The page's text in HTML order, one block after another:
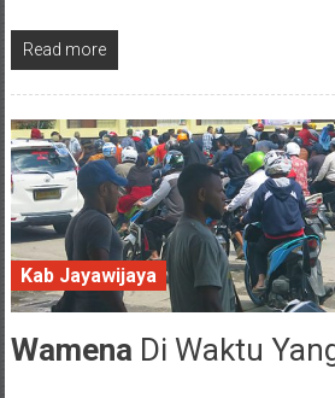
Read more
Kab Jayawijaya
10 May 2018
Wamena Di Waktu